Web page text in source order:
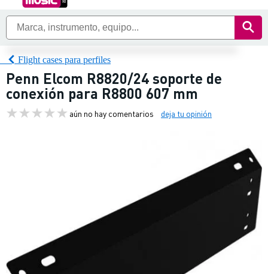
Flight cases para perfiles
Penn Elcom R8820/24 soporte de
conexión para R8800 607 mm
aún no hay comentarios deja tu opinión